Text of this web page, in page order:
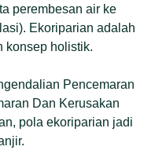
perembesan air ke
Ekoriparian adalah
konsep holistik.
Pencemaran
Dan Kerusakan
pola ekoriparian jadi